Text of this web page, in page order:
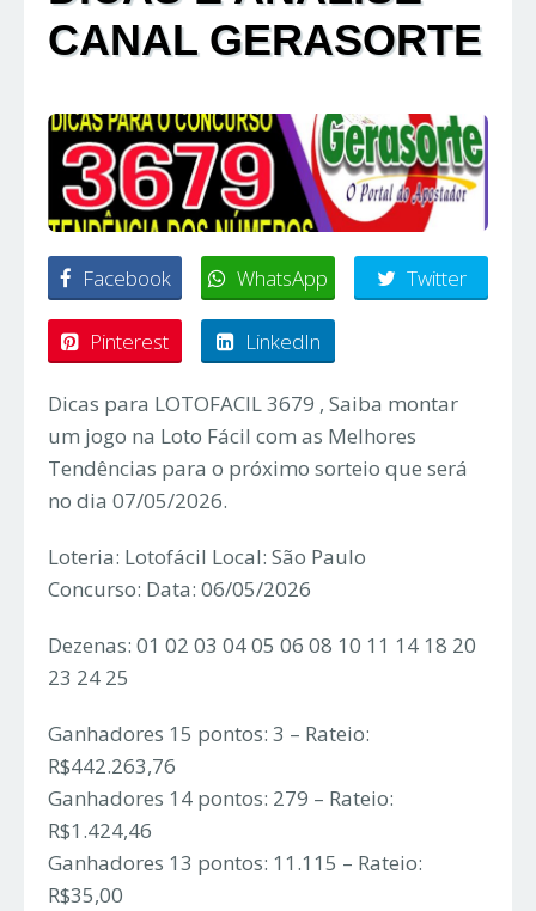
CANAL GERASORTE
Facebook WhatsApp Twitter
Pinterest LinkedIn
Dicas para LOTOFACIL 3679 , Saiba montar
um jogo na Loto Fácil com as Melhores
Tendências para o próximo sorteio que será
no dia 07/05/2026.
Loteria: Lotofácil Local: São Paulo
Concurso: Data: 06/05/2026
Dezenas: 01 02 03 04 05 06 08 10 11 14 18 20
23 24 25
Ganhadores 15 pontos: 3 – Rateio:
R$442.263,76
Ganhadores 14 pontos: 279 – Rateio:
R$1.424,46
Ganhadores 13 pontos: 11.115 – Rateio:
R$35,00